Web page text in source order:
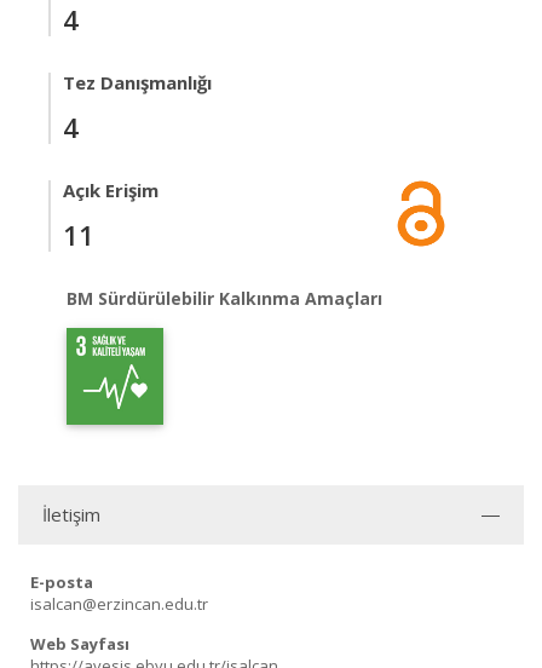
4
Tez Danışmanlığı
4
Açık Erişim
11
BM Sürdürülebilir Kalkınma Amaçları
İletişim
E-posta
isalcan@erzincan.edu.tr
Web Sayfası